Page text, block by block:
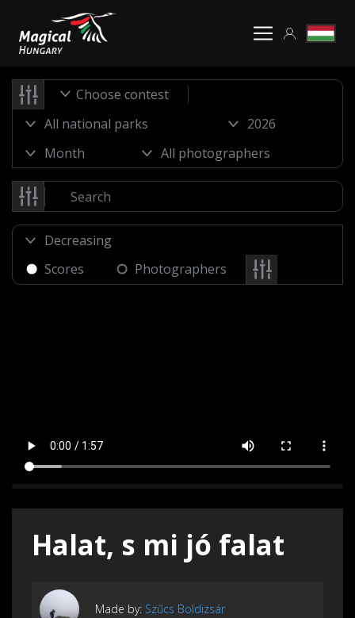
Choose contest
Scores Photographers
Halat, s mi jó falat
Made by: Szűcs Boldizsár